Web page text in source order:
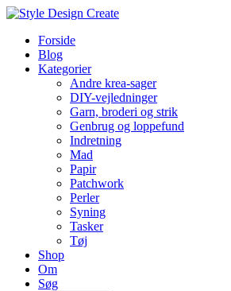
Forside
Blog
Kategorier
Andre krea-sager
DIY-vejledninger
Garn, broderi og strik
Genbrug og loppefund
Indretning
Mad
Papir
Patchwork
Perler
Syning
Tasker
Tøj
Shop
Om
Søg